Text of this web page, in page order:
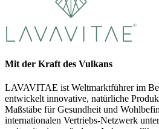
Mit der Kraft des Vulkans
LAVAVITAE ist Weltmarktführer im
entwickelt innovative, natürliche
Maßstäbe für Gesundheit und
internationalen Vertriebs-Netzwerk